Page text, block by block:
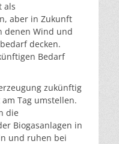
als
aber in Zukunft
denen Wind und
decken.
Bedarf
zukünftig
Tag umstellen.
die
Biogasanlagen in
und ruhen bei